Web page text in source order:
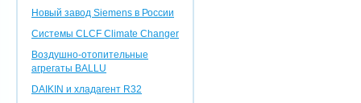
Новый завод Siemens в России
Системы CLCF Climate Changer
Воздушно-отопительные
агрегаты BALLU
DAIKIN и хладагент R32